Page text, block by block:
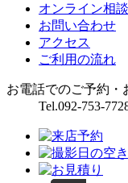
オンライン相談
お問い合わせ
アクセス
ご利用の流れ
お電話でのご予約・
Tel.092-753-